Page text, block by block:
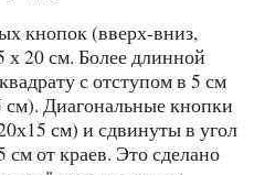
кнопок (вверх-вниз,
х 20 см. Более длинной
с отступом в 5 см
см). Диагональные кнопки
см) и сдвинуты в угол
см от краев. Это сделано